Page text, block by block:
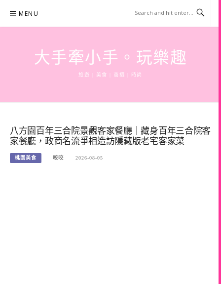
content
MENU
大手牽小手。玩樂趣
旅遊 | 美食 | 商攝 | 時尚
八方園百年三合院景觀客家餐廳｜藏身百年三合院客
家餐廳，政商名流爭相造訪隱藏版老宅客家菜
桃園美食 咬咬 2026-08-05